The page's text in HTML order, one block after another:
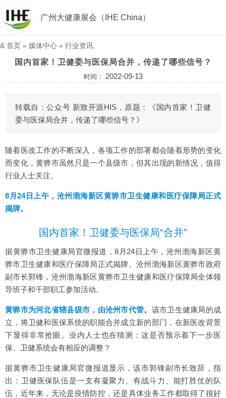
广州大健康展会（IHE China）
& 首页 » 媒体中心 » 行业资讯
国内首家！卫健委与医保局合并，传递了哪些信号？
时间： 2022-09-13
转载自：公众号 新致开源HIS，原题：《国内首家！卫健
委与医保局合并，传递了哪些信号？》
随着医改工作的不断深入，各项工作的部署都会随着形势的变化
而变化，黄骅市虽然只是一个县级市，但其出现的新情况，值得
行业人士关注。
8月24日上午，沧州渤海新区黄骅市卫生健康和医疗保障局正式
揭牌。
国内首家！卫健委与医保局“合并”
据黄骅市卫生健康局官微报道，8月24日上午，沧州渤海新区黄
骅市卫生健康和医疗保障局正式揭牌。沧州渤海新区黄骅市政府
副市长郭锋，沧州渤海新区黄骅市卫生健康和医疗保障局全体领
导班子和干部职工参加活动。
黄骅市为河北省辖县级市，由沧州市代管。 该市卫生健康局的成
立，将卫健和医保系统的职能合并成立新的部门，在新医改背景
下显得非常抢眼。业内人士也在猜测：这是否预示着下一步医
保、卫健系统会有相应的调整？
据黄骅市卫生健康局官微报道显示，该市郭锋副市长致辞，指
出：卫健医保队伍是一支有凝聚力、有战斗力、能打胜仗的队
伍，近年来，无论是疫情防控，还是具体业务工作都取得了很好